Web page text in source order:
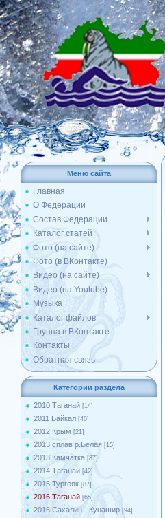
Меню сайта
Главная
О Федерации
Состав Федерации
Каталог статей
Фото (на сайте)
Фото (в ВКонтакте)
Видео (на сайте)
Видео (на Youtube)
Музыка
Каталог файлов
Группа в ВКонтакте
Контакты
Обратная связь
Категории раздела
2010 Таганай [14]
2011 Байкал [40]
2012 Крым [21]
2013 сплав р.Белая [15]
2013 Камчатка [87]
2014 Таганай [42]
2015 Тургояк [87]
2016 Таганай [65]
2016 Сахалин - Кунашир [94]